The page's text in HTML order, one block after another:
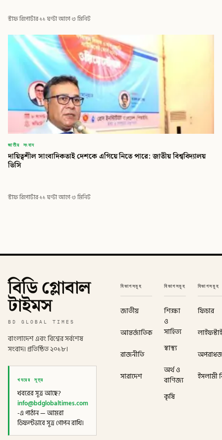
স্টাফ রিপোর্টার·১১ ঘণ্টা আগে·৩ মিনিট
জাতীয় সংবাদ
দায়িত্বশীল সাংবাদিকতাই দেশকে এগিয়ে নিতে পারে: জাতীয় বিশ্ববিদ্যালয়
ভিসি
স্টাফ রিপোর্টার·১১ ঘণ্টা আগে·৩ মিনিট
বিডি গ্লোবাল
টাইমস
BD GLOBAL TIMES
বাংলাদেশ এবং বিশ্বের সর্বশেষ
সংবাদ। প্রতিষ্ঠিত ২০১৮।
খবরের সূত্র
খবরের সূত্র আছে?
info@bdglobaltimes.com
-এ পাঠান — আমরা
ডিফল্টভাবে সূত্র গোপন রাখি।
বিভাগসমূহ
জাতীয়
আন্তর্জাতিক
রাজনীতি
সারাদেশ
বিভাগসমূহ
শিক্ষা
ও
সাহিত্য
স্বাস্থ্য
অর্থ ও
বাণিজ্য
কৃষি
বিভাগসমূহ
ফিচার
ইসলামী